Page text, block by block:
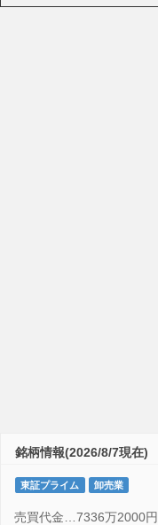
銘柄情報(2026/8/7現在)
東証プライム 卸売業
売買代金…7336万2000円